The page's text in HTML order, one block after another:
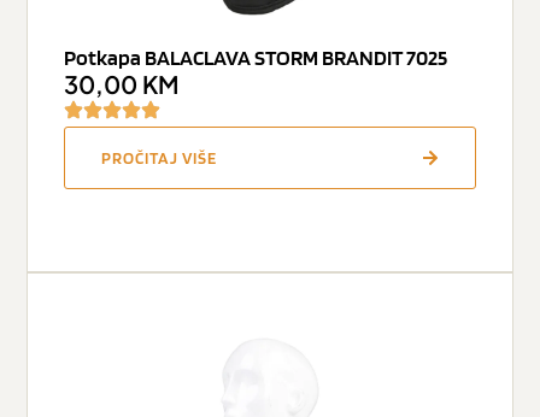
Potkapa BALACLAVA STORM BRANDIT 7025
30,00 KM
PROČITAJ VIŠE